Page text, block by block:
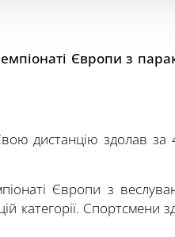
Європи з
дистанцію здолав за
Європи з
категорії. Спортсмени